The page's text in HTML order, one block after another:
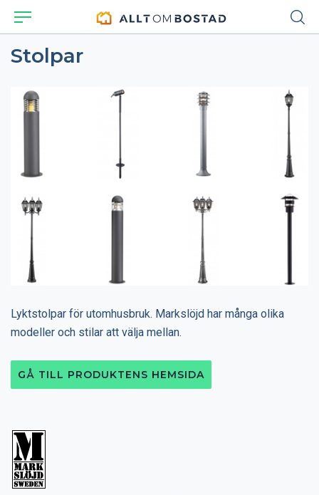
Stolpar
Lyktstolpar för utomhusbruk. Markslöjd har många olika
modeller och stilar att välja mellan.
GÅ TILL PRODUKTENS HEMSIDA